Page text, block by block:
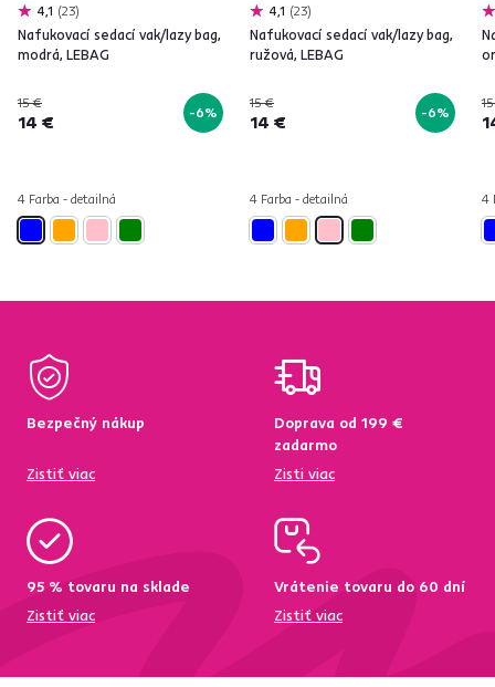
4,1 23
Nafukovací sedací vak/lazy bag,
modrá, LEBAG
15 €
14 € -6%
4 Farba - detailná
4,1 23
Nafukovací sedací vak/lazy bag,
ružová, LEBAG
15 €
14 € -6%
4 Farba - detailná 4
Bezpečný nákup
Zistiť viac
Doprava od 199 €
zadarmo
Zisti viac
95 % tovaru na sklade
Zistiť viac
Vrátenie tovaru do 60 dní
Zistiť viac